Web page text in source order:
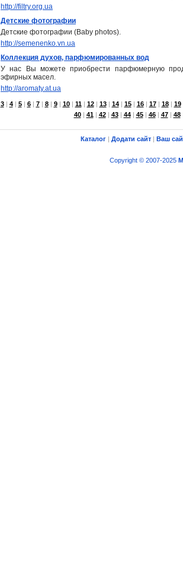
http://filtry.org.ua
Детские фотографии
Детские фотографии (Baby photos).
http://semenenko.vn.ua
Коллекция духов, парфюмированных вод
У нас Вы можете приобрести парфюмерную
эфирных масел.
http://aromaty.at.ua
3| 4| 5| 6| 7| 8| 9| 10| 11| 12| 13| 14| 15| 16| 17| 18| 19
40| 41| 42| 43| 44| 45| 46| 47| 48
Каталог | Додати сайт | Ваш
Copyright © 2007-2025